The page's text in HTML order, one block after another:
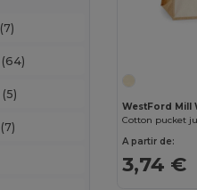
(7)
(64)
(5)
(7)
WestFord Mill
Cotton pucket
A partir de:
3,74 €